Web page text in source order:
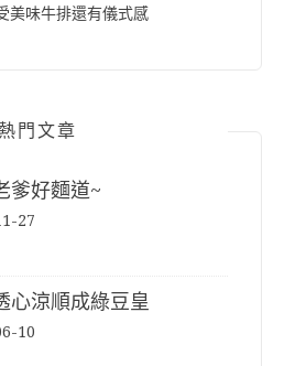
美味牛排還有儀式感
熱門文章
爹好麵道~
27
心涼順成綠豆皇
10